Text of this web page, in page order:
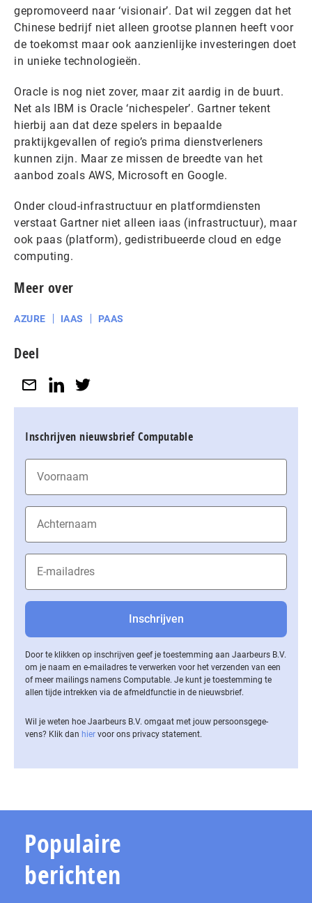
gepromoveerd naar ‘visionair’. Dat wil zeggen dat het
Chinese bedrijf niet alleen grootse plannen heeft voor
de toekomst maar ook aanzienlijke investeringen doet
in unieke technologieën.
Oracle is nog niet zover, maar zit aardig in de buurt.
Net als IBM is Oracle ‘nichespeler’. Gartner tekent
hierbij aan dat deze spelers in bepaalde
praktijkgevallen of regio’s prima dienstverleners
kunnen zijn. Maar ze missen de breedte van het
aanbod zoals AWS, Microsoft en Google.
Onder cloud-infrastructuur en platformdiensten
verstaat Gartner niet alleen iaas (infrastructuur), maar
ook paas (platform), gedistribueerde cloud en edge
computing.
Meer over
AZURE IAAS PAAS
Deel
Inschrijven nieuwsbrief Computable
Door te klikken op inschrijven geef je toestemming aan Jaarbeurs B.V.
om je naam en e-mailadres te verwerken voor het verzenden van een
of meer mailings namens Computable. Je kunt je toestemming te
allen tijde intrekken via de af­meld­func­tie in de nieuwsbrief.
Wil je weten hoe Jaarbeurs B.V. omgaat met jouw per­soons­ge­ge­
vens? Klik dan hier voor ons privacy statement.
Populaire
berichten